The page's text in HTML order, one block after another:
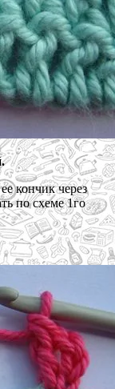
кончик через
по схеме 1го